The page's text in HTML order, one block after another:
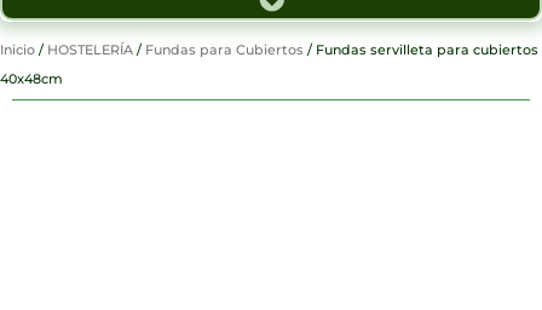
Inicio / HOSTELERÍA / Fundas para Cubiertos / Fundas servilleta para cubiertos
40x48cm